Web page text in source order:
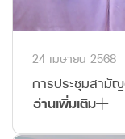
24 เมษายน 2568
การประชุมสามั
อ่านเพิ่มเติม